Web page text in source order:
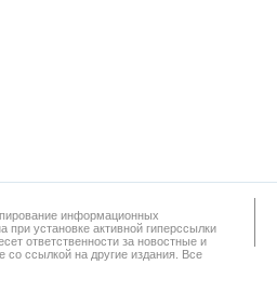
информационных
при установке активной гиперссылки
ответственности за новостные и
со ссылкой на другие издания. Все